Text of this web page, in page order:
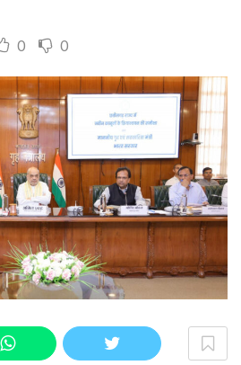
0 0